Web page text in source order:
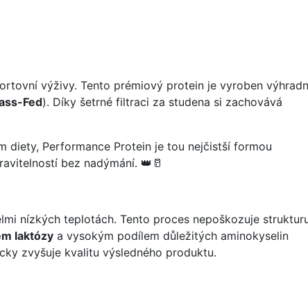
výživy. Tento prémiový protein je vyroben
Fed). Díky šetrné filtraci za studena si zachovává
diety, Performance Protein je tou nejčistší formou
bez nadýmání. 👑🥛
nízkých teplotách. Tento proces nepoškozuje
laktózy a vysokým podílem důležitých aminokyselin
zvyšuje kvalitu výsledného produktu.